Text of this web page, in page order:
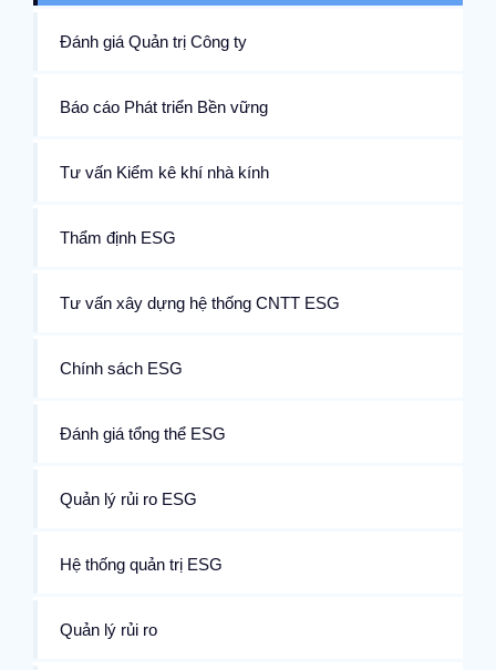
Đánh giá Quản trị Công ty
Báo cáo Phát triển Bền vững
Tư vấn Kiểm kê khí nhà kính
Thẩm định ESG
Tư vấn xây dựng hệ thống CNTT ESG
Chính sách ESG
Đánh giá tổng thể ESG
Quản lý rủi ro ESG
Hệ thống quản trị ESG
Quản lý rủi ro